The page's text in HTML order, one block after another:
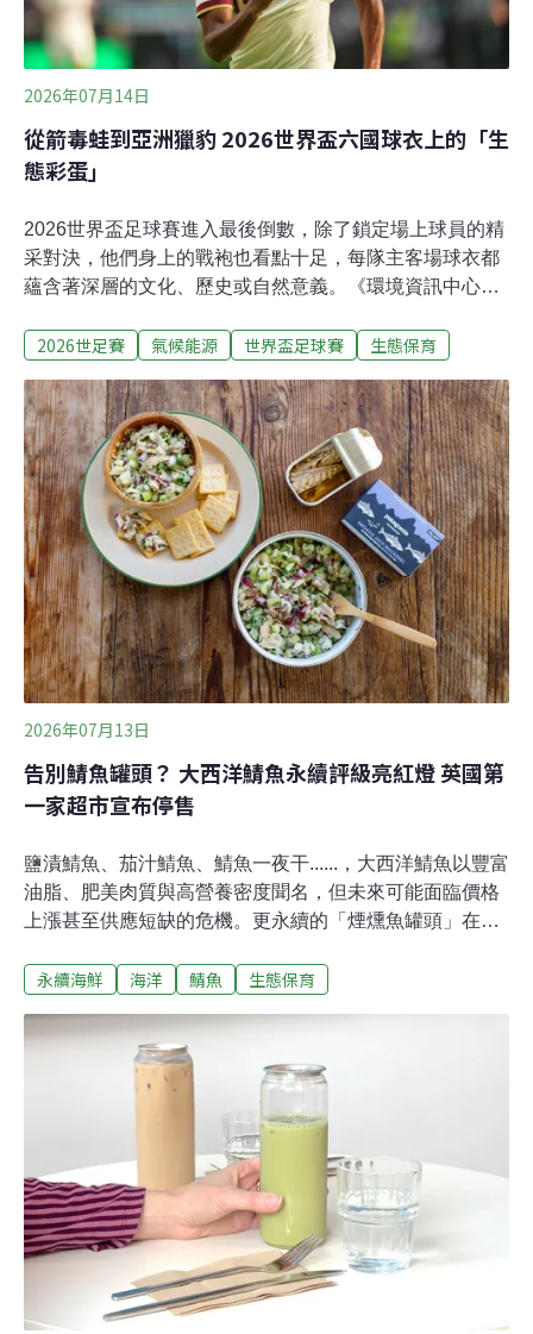
（CaCO₃），也是傳統的粉筆材料，不僅反射能力佳，還
可以抵抗
2026年07月14日
從箭毒蛙到亞洲獵豹 2026世界盃六國球衣上的「生
態彩蛋」
2026世界盃足球賽進入最後倒數，除了鎖定場上球員的精
采對決，他們身上的戰袍也看點十足，每隊主客場球衣都
蘊含著深層的文化、歷史或自然意義。《環境資訊中心》
「生態彩蛋」。1. 巴西：箭毒蛙五度奪得世界盃冠軍的巴
今年巴西客場球衣以沉穩的深藍底色與黑色紋理交織而
成，取材靈感自亞馬遜雨林中毒性極高的「鈷藍箭毒
蛙」。鈷藍箭毒蛙有著鮮豔的體色，這是對掠食者的一種
警告。牠們會將天然毒素儲存在皮膚中，使掠食者癱瘓甚
至死亡。鈷藍箭毒蛙目前僅存於南美洲蘇利南與巴西北部
的少數雨林，因寵物市場濫捕、棲地破壞以及全球「蛙壺
菌」侵襲，生存面臨重重危機。2. 伊朗：亞洲獵豹伊朗隊
今年的主場與客場球衣，最引人注目的是那隻低垂胸前右
下角的「亞洲獵豹」（Asiatic Cheetah），球衣袖口與肩
膀也點綴滿滿的獵豹斑點。亞洲
2026世足賽 氣候能源 世界盃足球賽 生態保育
2026年07月13日
告別鯖魚罐頭？ 大西洋鯖魚永續評級亮紅燈 英國第
一家超市宣布停售
鹽漬鯖魚、茄汁鯖魚、鯖魚一夜干......，大西洋鯖魚以豐富
油脂、肥美肉質與高營養密度聞名，但未來可能面臨價格
上漲甚至供應短缺的危機。更永續的「煙燻魚罐頭」在知
天然食品零售通路銷售冠軍。但近幾年東北大西洋鯖魚漁
2025年停產該罐頭。為了尋找口感相似的替代魚種又不流
失客戶，歷經近一年尋覓，Patagonia Provisions於2026
年3月初宣布推出新產品「煙燻竹莢魚」。產品採
MSC（海洋管理委員會）認證漁業、以更不傷害海洋的圍
網捕撈（purse seine）。「我們很高興地說，嘗起來幾乎
完全相同，」Patagonia Provisions總經理萊特富特
（Paul Lightfoot）說。「這是種美麗、濃郁、肉感豐富、
口感極佳的魚，營養成分也非常高。」其所使用的太平洋
竹莢魚（Chil
永續海鮮 海洋 鯖魚 生態保育